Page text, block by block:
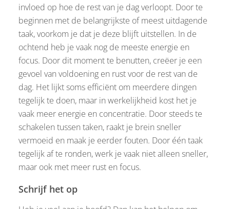
invloed op hoe de rest van je dag verloopt. Door te
beginnen met de belangrijkste of meest uitdagende
taak, voorkom je dat je deze blijft uitstellen. In de
ochtend heb je vaak nog de meeste energie en
focus. Door dit moment te benutten, creëer je een
gevoel van voldoening en rust voor de rest van de
dag. Het lijkt soms efficiënt om meerdere dingen
tegelijk te doen, maar in werkelijkheid kost het je
vaak meer energie en concentratie. Door steeds te
schakelen tussen taken, raakt je brein sneller
vermoeid en maak je eerder fouten. Door één taak
tegelijk af te ronden, werk je vaak niet alleen sneller,
maar ook met meer rust en focus.
Schrijf het op